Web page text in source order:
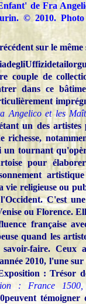
de Fra
© 2010.
sur le même
couple de
dans ce
Angelico et les
un des artistes
richesse,
un tournant
pour
vie religieuse ou
C'est
ou Florence.
française
quand les
faire. Ceux
2010, l'une
: Trésor
: France 1500,
peuvent témoigner